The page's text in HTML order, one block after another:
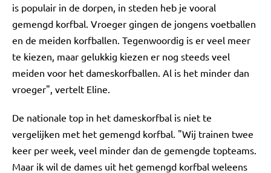
is populair in de dorpen, in steden heb je vooral
gemengd korfbal. Vroeger gingen de jongens voetballen
en de meiden korfballen. Tegenwoordig is er veel meer
te kiezen, maar gelukkig kiezen er nog steeds veel
meiden voor het dameskorfballen. Al is het minder dan
vroeger", vertelt Eline.
De nationale top in het dameskorfbal is niet te
vergelijken met het gemengd korfbal. "Wij trainen twee
keer per week, veel minder dan de gemengde topteams.
Maar ik wil de dames uit het gemengd korfbal weleens